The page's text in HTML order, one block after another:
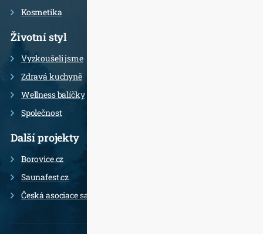
Kosmetika
Životní styl
Vyzkoušeli jsme
Zdravá kuchyně
Wellness balíčky
Společnost
Další projekty
Borovice.cz
Saunafest.cz
Česká asociace saunérů